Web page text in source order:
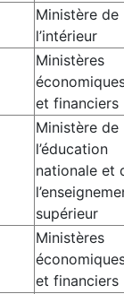
Ministère de
l’intérieur
Ministères
et financiers
Ministère de
l’éducation
nationale et
supérieur
Ministères
et financiers